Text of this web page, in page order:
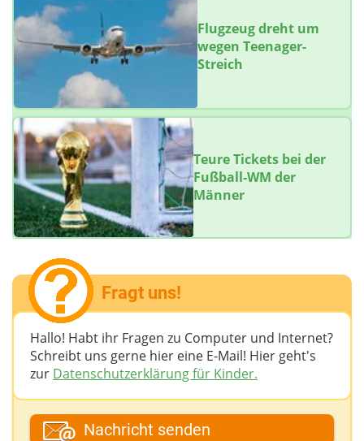
Flugzeug dreht um
wegen Teenager-
Streich
Teure Tickets bei der
Fußball-WM der
Männer
Fragt uns!
Hallo! Habt ihr Fragen zu Computer und Internet?
Schreibt uns gerne hier eine E-Mail! Hier geht's
zur Datenschutzerklärung für Kinder.
Dein Fantasiename
Nachricht senden